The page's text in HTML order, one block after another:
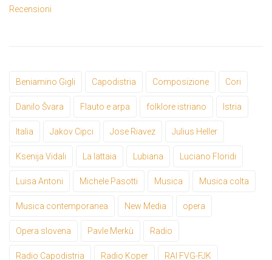
Recensioni
Beniamino Gigli Capodistria Composizione Cori
Danilo Švara Flauto e arpa folklore istriano Istria
Italia Jakov Cipci Jose Riavez Julius Heller
Ksenija Vidali La lattaia Lubiana Luciano Floridi
Luisa Antoni Michele Pasotti Musica Musica colta
Musica contemporanea New Media opera
Opera slovena Pavle Merkù Radio
Radio Capodistria Radio Koper RAI FVG-FJK